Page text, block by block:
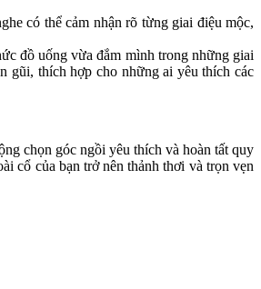
có thể cảm nhận rõ từng giai điệu mộc,
đồ uống vừa đắm mình trong những giai
gũi, thích hợp cho những ai yêu thích các
chọn góc ngồi yêu thích và hoàn tất quy
cổ của bạn trở nên thảnh thơi và trọn vẹn